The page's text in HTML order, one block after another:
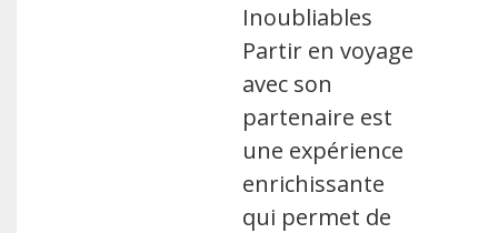
Inoubliables
Partir en voyage
avec son
partenaire est
une expérience
enrichissante
qui permet de